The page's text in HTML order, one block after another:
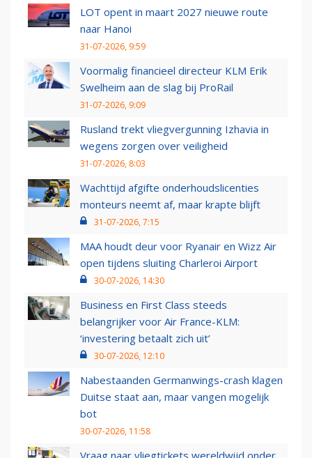
LOT opent in maart 2027 nieuwe route
naar Hanoi
31-07-2026, 9:59
Voormalig financieel directeur KLM Erik
Swelheim aan de slag bij ProRail
31-07-2026, 9:09
Rusland trekt vliegvergunning Izhavia in
wegens zorgen over veiligheid
31-07-2026, 8:03
Wachttijd afgifte onderhoudslicenties
monteurs neemt af, maar krapte blijft
31-07-2026, 7:15
MAA houdt deur voor Ryanair en Wizz Air
open tijdens sluiting Charleroi Airport
30-07-2026, 14:30
Business en First Class steeds
belangrijker voor Air France-KLM:
‘investering betaalt zich uit’
30-07-2026, 12:10
Nabestaanden Germanwings-crash klagen
Duitse staat aan, maar vangen mogelijk
bot
30-07-2026, 11:58